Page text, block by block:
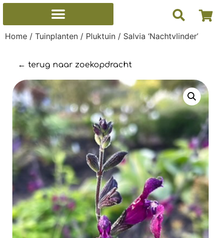
Home / Tuinplanten / Pluktuin / Salvia ‘Nachtvlinder’
← terug naar zoekopdracht